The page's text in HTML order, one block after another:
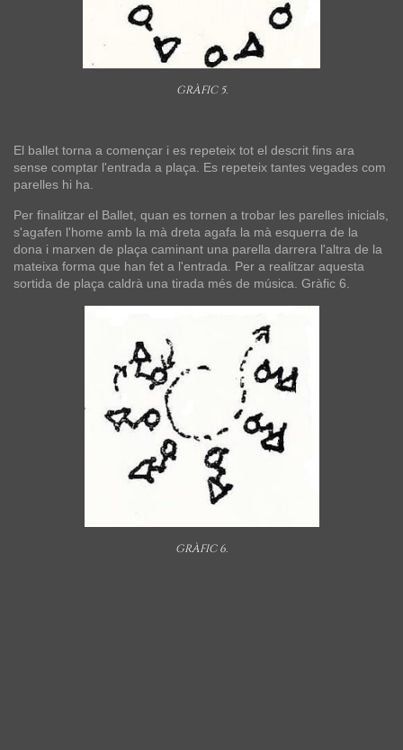
GRÀFIC 5.
El ballet torna a començar i es repeteix tot el descrit fins ara
sense comptar l'entrada a plaça. Es repeteix tantes vegades com
parelles hi ha.
Per finalitzar el Ballet, quan es tornen a trobar les parelles inicials,
s'agafen l'home amb la mà dreta agafa la mà esquerra de la
dona i marxen de plaça caminant una parella darrera l'altra de la
mateixa forma que han fet a l'entrada. Per a realitzar aquesta
sortida de plaça caldrà una tirada més de música. Gràfic 6.
GRÀFIC 6.